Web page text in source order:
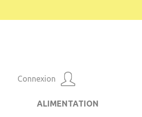
Connexion
ALIMENTATION